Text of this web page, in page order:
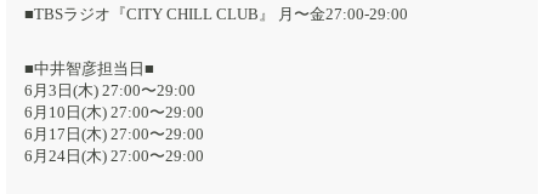
■TBSラジオ『CITY CHILL CLUB』 月〜金27:00-29:00
■中井智彦担当日■
6月3日(木) 27:00〜29:00
6月10日(木) 27:00〜29:00
6月17日(木) 27:00〜29:00
6月24日(木) 27:00〜29:00